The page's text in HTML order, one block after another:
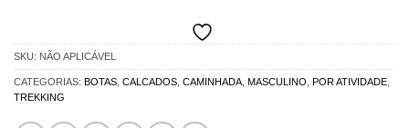
SKU: NÃO APLICÁVEL
CATEGORIAS: BOTAS, CALCADOS, CAMINHADA, MASCULINO, POR ATIVIDADE,
TREKKING